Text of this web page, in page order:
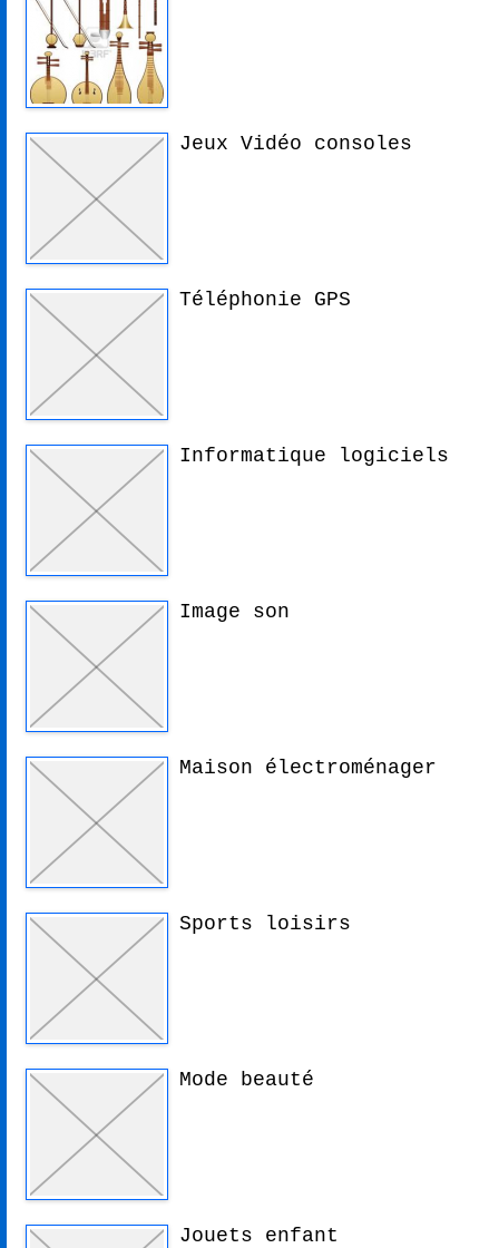
Jeux Vidéo consoles
Téléphonie GPS
Informatique logiciels
Image son
Maison électroménager
Sports loisirs
Mode beauté
Jouets enfant